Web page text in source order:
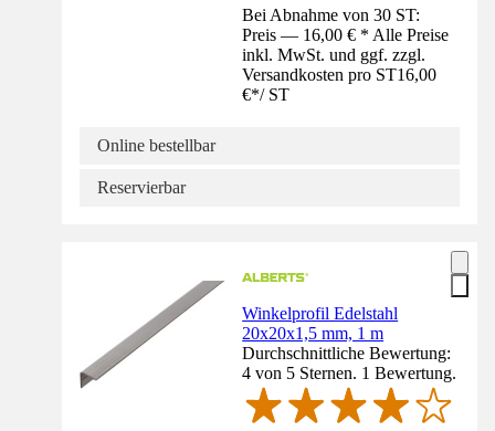
Bei Abnahme von 30 ST:
Preis — 16,00 € * Alle Preise
inkl. MwSt. und ggf. zzgl.
Versandkosten pro ST16,00
€*/ ST
Online bestellbar
Reservierbar
Winkelprofil Edelstahl
20x20x1,5 mm, 1 m
Durchschnittliche Bewertung:
4 von 5 Sternen. 1 Bewertung.